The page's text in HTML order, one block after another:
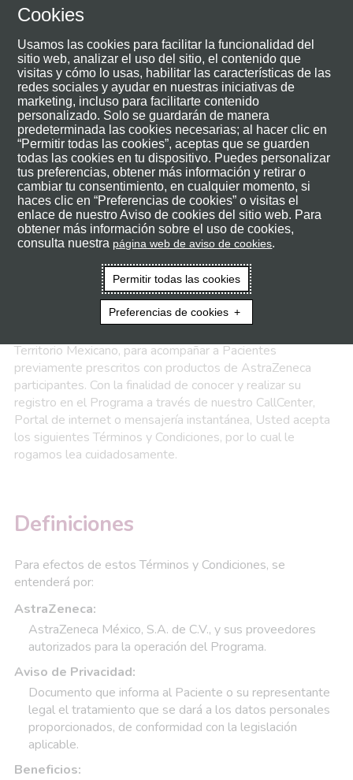
Términos y Condiciones del
Programa de Soporte a
Pacientes de AstraZeneca
“MAZ Salud”.
El Programa de Apoyo a Pacientes de MAZSalud ("el
Programa") es una iniciativa ofrecida por AstraZeneca (en
Territorio Mexicano, para acompañar a Pacientes
previamente prescritos con productos de AstraZeneca
participantes. Con la finalidad de conocer y realizar su
registro en el Programa a través de nuestro CallCenter,
Portal de internet o mensajería instantánea, Usted acepta
los siguientes Términos y Condiciones, por lo cual le
rogamos lea cuidadosamente.
Definiciones
Para efectos de estos Términos y Condiciones, se
entenderá por:
AstraZeneca:
AstraZeneca México, S.A. de C.V., y sus proveedores
autorizados para la operación del Programa.
Aviso de Privacidad:
Documento que informa al Paciente o su representante
legal el tratamiento que se dará a los datos personales
proporcionados, de conformidad con la legislación
aplicable.
Beneficios:
Cookies
Usamos las cookies para facilitar la funcionalidad del
sitio web, analizar el uso del sitio, el contenido que
visitas y cómo lo usas, habilitar las características de las
redes sociales y ayudar en nuestras iniciativas de
marketing, incluso para facilitarte contenido
personalizado. Solo se guardarán de manera
predeterminada las cookies necesarias; al hacer clic en
“Permitir todas las cookies”, aceptas que se guarden
todas las cookies en tu dispositivo. Puedes personalizar
tus preferencias, obtener más información y retirar o
cambiar tu consentimiento, en cualquier momento, si
haces clic en “Preferencias de cookies” o visitas el
enlace de nuestro Aviso de cookies del sitio web. Para
obtener más información sobre el uso de cookies,
consulta nuestra página web de aviso de cookies.
Permitir todas las cookies
Preferencias de cookies